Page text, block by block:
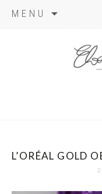
MENU
L’ORÉAL GOLD